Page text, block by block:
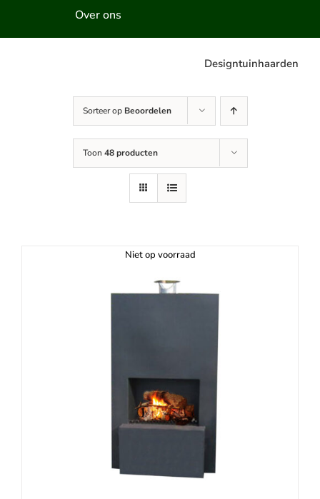
Over ons
Designtuinhaarden
Sorteer op Beoordelen
Toon 48 producten
Niet op voorraad